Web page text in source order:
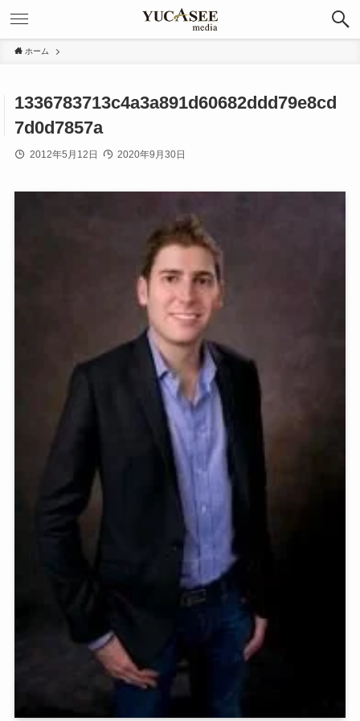
ホーム
1336783713c4a3a891d60682ddd79e8cd
7d0d7857a
2012年5月12日 2020年9月30日